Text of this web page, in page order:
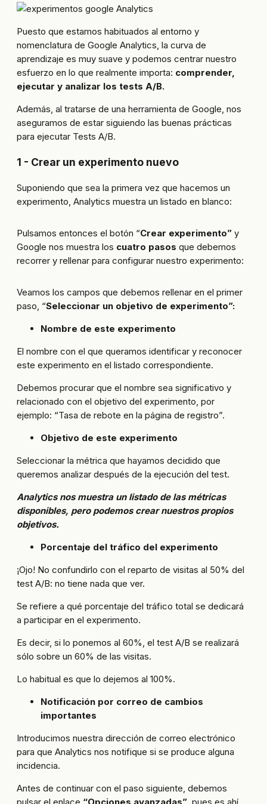
Puesto que estamos habituados al entorno y
nomenclatura de Google Analytics, la curva de
aprendizaje es muy suave y podemos centrar nuestro
esfuerzo en lo que realmente importa: comprender,
ejecutar y analizar los tests A/B.
Además, al tratarse de una herramienta de Google, nos
aseguramos de estar siguiendo las buenas prácticas
para ejecutar Tests A/B.
1 - Crear un experimento nuevo
Suponiendo que sea la primera vez que hacemos un
experimento, Analytics muestra un listado en blanco:
Pulsamos entonces el botón “Crear experimento” y
Google nos muestra los cuatro pasos que debemos
recorrer y rellenar para configurar nuestro experimento:
Veamos los campos que debemos rellenar en el primer
paso, “Seleccionar un objetivo de experimento”:
Nombre de este experimento
El nombre con el que queramos identificar y reconocer
este experimento en el listado correspondiente.
Debemos procurar que el nombre sea significativo y
relacionado con el objetivo del experimento, por
ejemplo: “Tasa de rebote en la página de registro”.
Objetivo de este experimento
Seleccionar la métrica que hayamos decidido que
queremos analizar después de la ejecución del test.
Analytics nos muestra un listado de las métricas
disponibles, pero podemos crear nuestros propios
objetivos.
Porcentaje del tráfico del experimento
¡Ojo! No confundirlo con el reparto de visitas al 50% del
test A/B: no tiene nada que ver.
Se refiere a qué porcentaje del tráfico total se dedicará
a participar en el experimento.
Es decir, si lo ponemos al 60%, el test A/B se realizará
sólo sobre un 60% de las visitas.
Lo habitual es que lo dejemos al 100%.
Notificación por correo de cambios
importantes
Introducimos nuestra dirección de correo electrónico
para que Analytics nos notifique si se produce alguna
incidencia.
Antes de continuar con el paso siguiente, debemos
pulsar el enlace “Opciones avanzadas” , pues es ahí